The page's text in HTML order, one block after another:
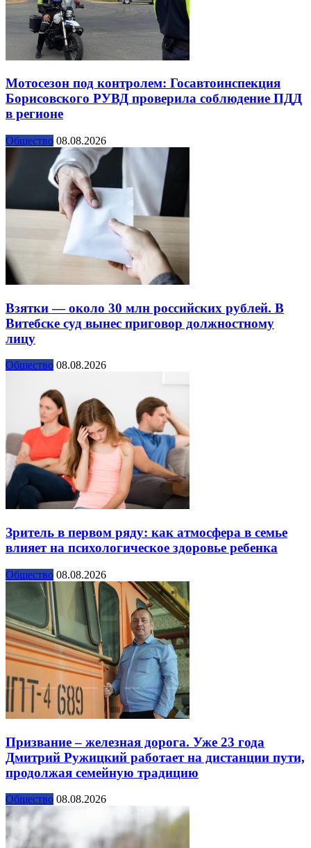
Мотосезон под контролем: Госавтоинспекция
Борисовского РУВД проверила соблюдение ПДД
в регионе
Общество 08.08.2026
Взятки — около 30 млн российских рублей. В
Витебске суд вынес приговор должностному
лицу
Общество 08.08.2026
Зритель в первом ряду: как атмосфера в семье
влияет на психологическое здоровье ребенка
Общество 08.08.2026
Призвание – железная дорога. Уже 23 года
Дмитрий Ружицкий работает на дистанции пути,
продолжая семейную традицию
Общество 08.08.2026